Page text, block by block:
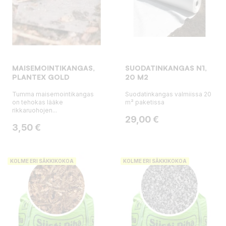
MAISEMOINTIKANGAS,
PLANTEX GOLD
Tumma maisemointikangas
on tehokas lääke
rikkaruohojen...
Hinta
3,50 €
SUODATINKANGAS N1,
20 M2
Suodatinkangas valmiissa 20
m² paketissa
Hinta
29,00 €
KOLME ERI SÄKKIKOKOA KOLME ERI SÄKKIKOKOA